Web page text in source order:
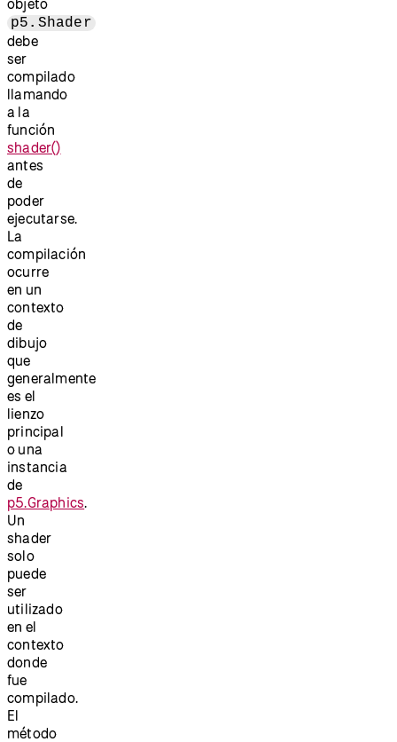
objeto
p5.Shader
debe
ser
compilado
llamando
a la
función
shader()
antes
de
poder
ejecutarse.
La
compilación
ocurre
en un
contexto
de
dibujo
que
generalmente
es el
lienzo
principal
o una
instancia
de
p5.Graphics.
Un
shader
solo
puede
ser
utilizado
en el
contexto
donde
fue
compilado.
El
método